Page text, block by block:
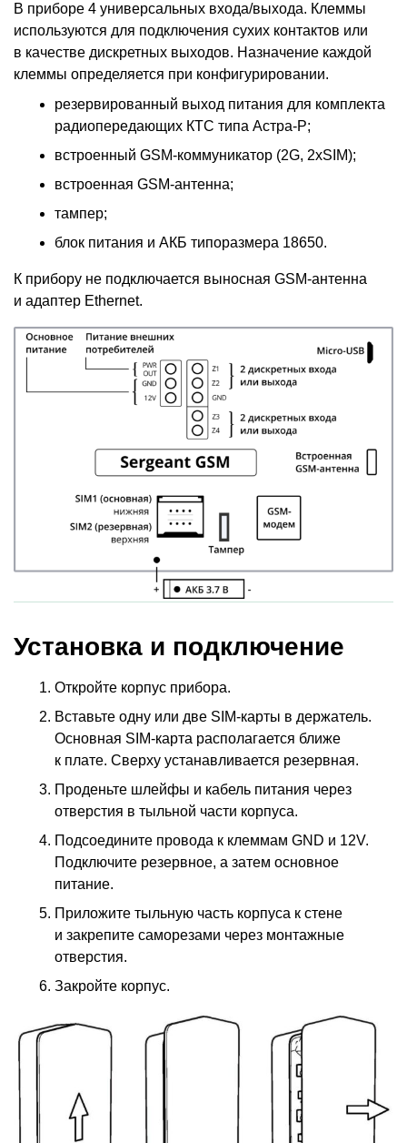
В приборе 4 универсальных входа/выхода. Клеммы
используются для подключения сухих контактов или
в качестве дискретных выходов. Назначение каждой
клеммы определяется при конфигурировании.
резервированный выход питания для комплекта
радиопередающих КТС типа Астра-Р;
встроенный GSM-коммуникатор (2G, 2xSIM);
встроенная GSM-антенна;
тампер;
блок питания и АКБ типоразмера 18650.
К прибору не подключается выносная GSM-антенна
и адаптер Ethernet.
Установка и подключение
Откройте корпус прибора.
Вставьте одну или две SIM-карты в держатель.
Основная SIM-карта располагается ближе
к плате. Сверху устанавливается резервная.
Проденьте шлейфы и кабель питания через
отверстия в тыльной части корпуса.
Подсоедините провода к клеммам GND и 12V.
Подключите резервное, а затем основное
питание.
Приложите тыльную часть корпуса к стене
и закрепите саморезами через монтажные
отверстия.
Закройте корпус.